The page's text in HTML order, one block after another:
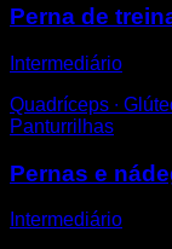
Perna de
Intermediário
Quadríceps ∙
Panturrilhas
Pernas e
Intermediário